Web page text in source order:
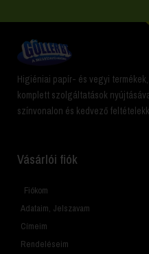
Higiéniai papír- és vegyi
komplett szolgáltatások
színvonalon és kedvező
Vásárlói fiók
Fiókom
Adataim, Jelszavam
Címeim
Rendeléseim